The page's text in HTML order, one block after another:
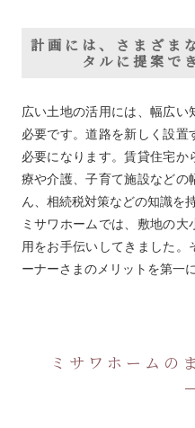
計画には、さまざま
タルに提案で
広い土地の活用には、幅広
必要です。道路を新しく設置
必要になります。賃貸住宅
療や介護、子育て施設などの
ん、相続税対策などの知識を
ミサワホームでは、敷地の
用をお手伝いしてきました。
ーナーさまのメリットを第一
ミサワホームの